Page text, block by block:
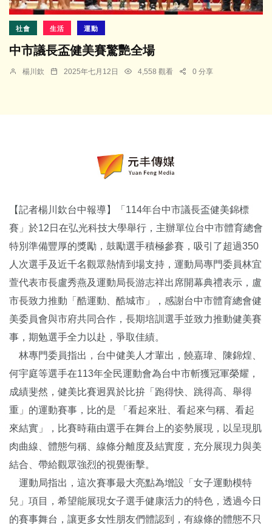
社會 生活 運動
中市議長盃健美賽驚艷全場
楊川欽 2025年七月12日 4,558 觀看 0 分享
【記者楊川欽台中報導】「114年台中市議長盃健美錦標
賽」於12日在弘光科技大學舉行，主辦單位台中市體育總會
特別準備豐厚的獎勵，鼓勵選手積極參賽，吸引了超過350
人次選手及近千名觀眾熱情到場支持，運動局專門委員林宜
萱代表市長盧秀燕及運動局長游志祥出席開幕典禮表示，盧
市長致力推動「酷運動、酷城市」，感謝台中市體育總會健
美委員會與市府共同合作，長期培訓選手並致力推動健美賽
事，期勉選手全力以赴，爭取佳績。
林專門委員指出，台中健美人才輩出，饒嘉瑋、陳錦煌、
何宇庭等選手在113年全民運動會為台中市斬獲冠軍榮耀，
成績斐然，健美比賽迥異於比拚「跑得快、跳得高、舉得
重」的運動賽事，比的是 「看起來壯、看起來勻稱、看起
來結實」，比賽時藉由選手在舞台上的姿勢展現，以呈現肌
肉曲線、體態勻稱、線條分離度及結實度，充分展現力與美
結合、帶給觀眾強烈的視覺衝擊。
運動局指出，這次賽事最大亮點為增設「女子運動模特
兒」項目，希望能展現女子選手健康活力的特色，透過今日
的賽事舞台，讓更多女性朋友們體認到，有線條的體態不只